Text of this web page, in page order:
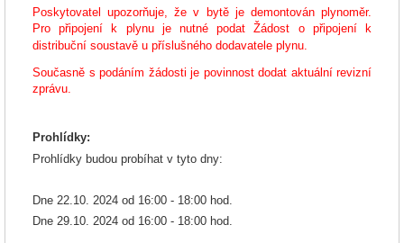
Poskytovatel upozorňuje, že v bytě je demontován plynoměr.
Pro připojení k plynu je nutné podatŽádost o připojení k
distribuční soustavě u příslušného dodavatele plynu.
Současně s podáním žádosti je povinnost dodat aktuální revizní
zprávu.
Prohlídky:
Prohlídky budou probíhat v tyto dny:
Dne 22.10. 2024 od 16:00 - 18:00 hod.
Dne 29.10. 2024 od 16:00 - 18:00 hod.